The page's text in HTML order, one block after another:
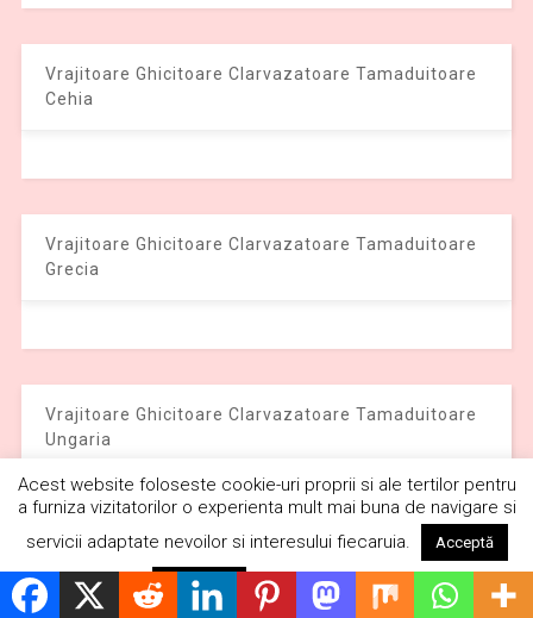
Vrajitoare Ghicitoare Clarvazatoare Tamaduitoare
Cehia
Vrajitoare Ghicitoare Clarvazatoare Tamaduitoare
Grecia
Vrajitoare Ghicitoare Clarvazatoare Tamaduitoare
Ungaria
Vrajitoare Ghicitoare Clarvazatoare Tamaduitoare
Federatia Rusa
Acest website foloseste cookie-uri proprii si ale tertilor pentru
a furniza vizitatorilor o experienta mult mai buna de navigare si
servicii adaptate nevoilor si interesului fiecaruia.
Acceptă
Respinge Citește mai mult